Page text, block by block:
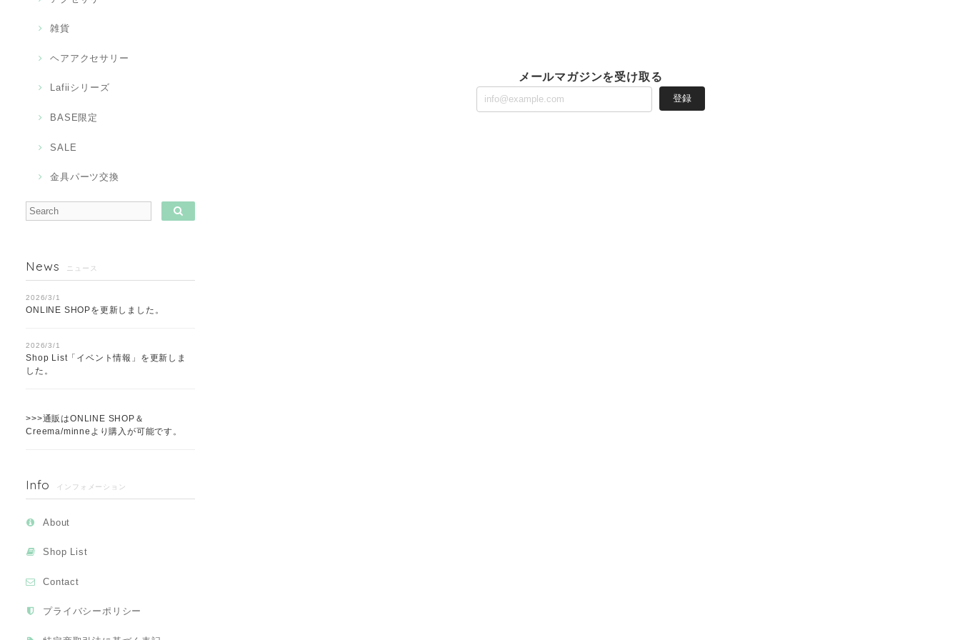
雑貨
ヘアアクセサリー
Lafiiシリーズ
BASE限定
SALE
金具パーツ交換
News ニュース
2026/3/1
ONLINE SHOPを更新しました。
2026/3/1
Shop List「イベント情報」を更新しま
した。
>>>通販はONLINE SHOP＆
Creema/minneより購入が可能です。
Info インフォメーション
About
Shop List
Contact
プライバシーポリシー
メールマガジンを受け取る
登録